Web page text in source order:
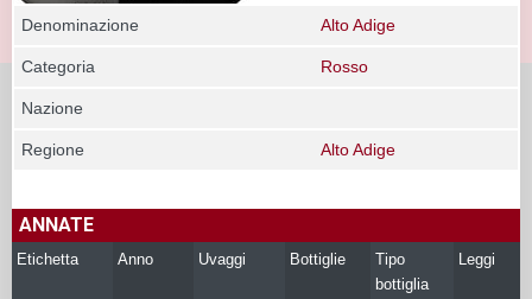
Denominazione Alto Adige
Categoria Rosso
Nazione
Regione Alto Adige
ANNATE
Etichetta Anno Uvaggi Bottiglie
Tipo
bottiglia
Leggi